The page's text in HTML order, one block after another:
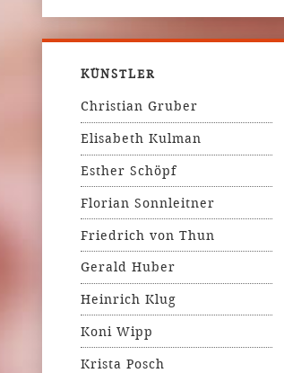
KÜNSTLER
Christian Gruber
Elisabeth Kulman
Esther Schöpf
Florian Sonnleitner
Friedrich von Thun
Gerald Huber
Heinrich Klug
Koni Wipp
Krista Posch